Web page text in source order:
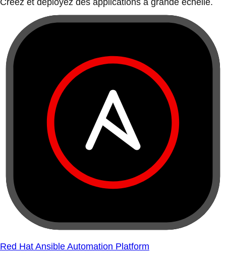
Créez et déployez des applications à grande échelle.
Red Hat Ansible Automation Platform